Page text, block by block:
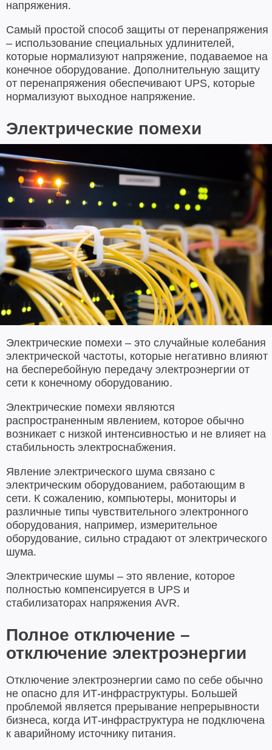
напряжения.
Самый простой способ защиты от перенапряжения
– использование специальных удлинителей,
которые нормализуют напряжение, подаваемое на
конечное оборудование. Дополнительную защиту
от перенапряжения обеспечивают UPS, которые
нормализуют выходное напряжение.
Электрические помехи
Электрические помехи – это случайные колебания
электрической частоты, которые негативно влияют
на бесперебойную передачу электроэнергии от
сети к конечному оборудованию.
Электрические помехи являются
распространенным явлением, которое обычно
возникает с низкой интенсивностью и не влияет на
стабильность электроснабжения.
Явление электрического шума связано с
электрическим оборудованием, работающим в
сети. К сожалению, компьютеры, мониторы и
различные типы чувствительного электронного
оборудования, например, измерительное
оборудование, сильно страдают от электрического
шума.
Электрические шумы – это явление, которое
полностью компенсируется в UPS и
стабилизаторах напряжения AVR.
Полное отключение –
отключение электроэнергии
Отключение электроэнергии само по себе обычно
не опасно для ИТ-инфраструктуры. Большей
проблемой является прерывание непрерывности
бизнеса, когда ИТ-инфраструктура не подключена
к аварийному источнику питания.